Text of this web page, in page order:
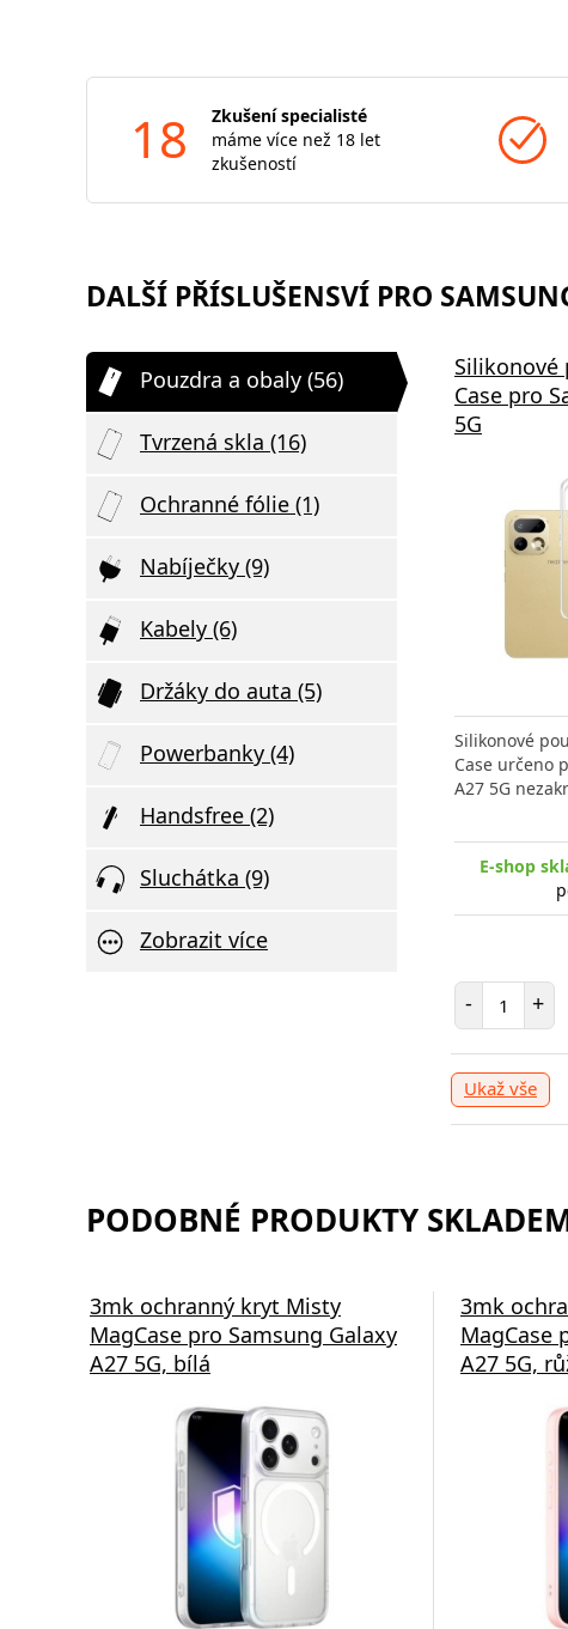
18
Zkušení specialisté
máme více než 18 let
zkušeností
DALŠÍ PŘÍSLUŠENSVÍ PRO
Pouzdra a obaly (56)
Tvrzená skla (16)
Ochranné fólie (1)
Nabíječky (9)
Kabely (6)
Držáky do auta (5)
Powerbanky (4)
Handsfree (2)
Sluchátka (9)
Zobrazit více
Silikonové
Case pro
5G
Silikonové
Case určeno
A27 5G
E-shop
- Počet
+
Ukaž vše
PODOBNÉ PRODUKTY
3mk ochranný kryt Misty
MagCase pro Samsung Galaxy
A27 5G, bílá
3mk
MagCase
A27 5G,